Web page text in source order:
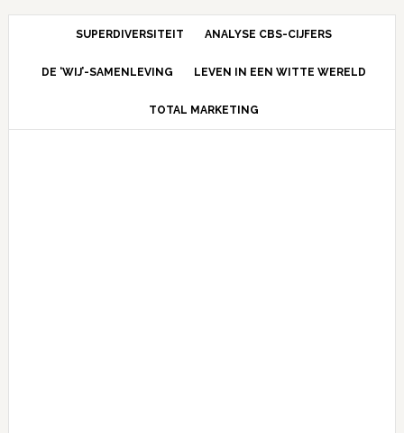
Skip
navigation
Skip
Skip
sidebar
Skip
SUPERDIVERSITEIT ANALYSE CBS-CIJFERS
DE ‘WIJ’-SAMENLEVING LEVEN IN EEN WITTE WERELD
TOTAL MARKETING